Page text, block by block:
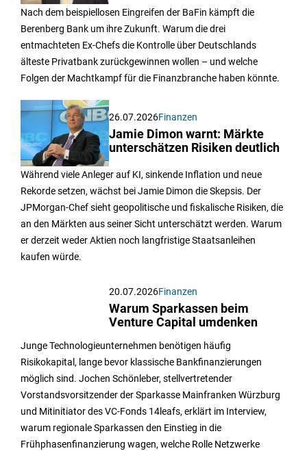
Nach dem beispiellosen Eingreifen der BaFin kämpft die
Berenberg Bank um ihre Zukunft. Warum die drei
entmachteten Ex-Chefs die Kontrolle über Deutschlands
älteste Privatbank zurückgewinnen wollen – und welche
Folgen der Machtkampf für die Finanzbranche haben könnte.
26.07.2026Finanzen
Jamie Dimon warnt: Märkte
unterschätzen Risiken deutlich
Während viele Anleger auf KI, sinkende Inflation und neue
Rekorde setzen, wächst bei Jamie Dimon die Skepsis. Der
JPMorgan-Chef sieht geopolitische und fiskalische Risiken, die
an den Märkten aus seiner Sicht unterschätzt werden. Warum
er derzeit weder Aktien noch langfristige Staatsanleihen
kaufen würde.
20.07.2026Finanzen
Warum Sparkassen beim
Venture Capital umdenken
Junge Technologieunternehmen benötigen häufig
Risikokapital, lange bevor klassische Bankfinanzierungen
möglich sind. Jochen Schönleber, stellvertretender
Vorstandsvorsitzender der Sparkasse Mainfranken Würzburg
und Mitinitiator des VC-Fonds 14leafs, erklärt im Interview,
warum regionale Sparkassen den Einstieg in die
Frühphasenfinanzierung wagen, welche Rolle Netzwerke